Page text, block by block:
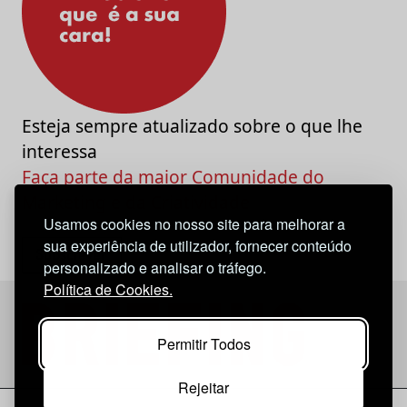
Usamos cookies no nosso site para melhorar a
sua experiência de utilizador, fornecer conteúdo
personalizado e analisar o tráfego.
Política de Cookies.
Permitir Todos
Rejeitar
Esteja sempre atualizado sobre o que lhe
interessa
Faça parte da maior Comunidade do